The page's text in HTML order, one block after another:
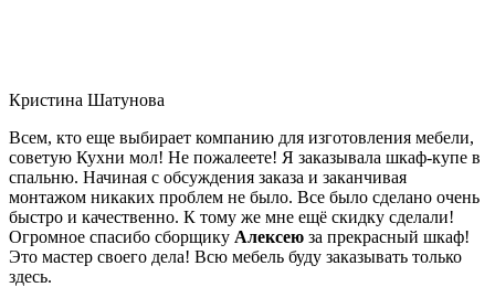
Кристина Шатунова
Всем, кто еще выбирает компанию для изготовления мебели,
советую Кухни мол! Не пожалеете! Я заказывала шкаф-купе в
спальню. Начиная с обсуждения заказа и заканчивая
монтажом никаких проблем не было. Все было сделано очень
быстро и качественно. К тому же мне ещё скидку сделали!
Огромное спасибо сборщику Алексею за прекрасный шкаф!
Это мастер своего дела! Всю мебель буду заказывать только
здесь.